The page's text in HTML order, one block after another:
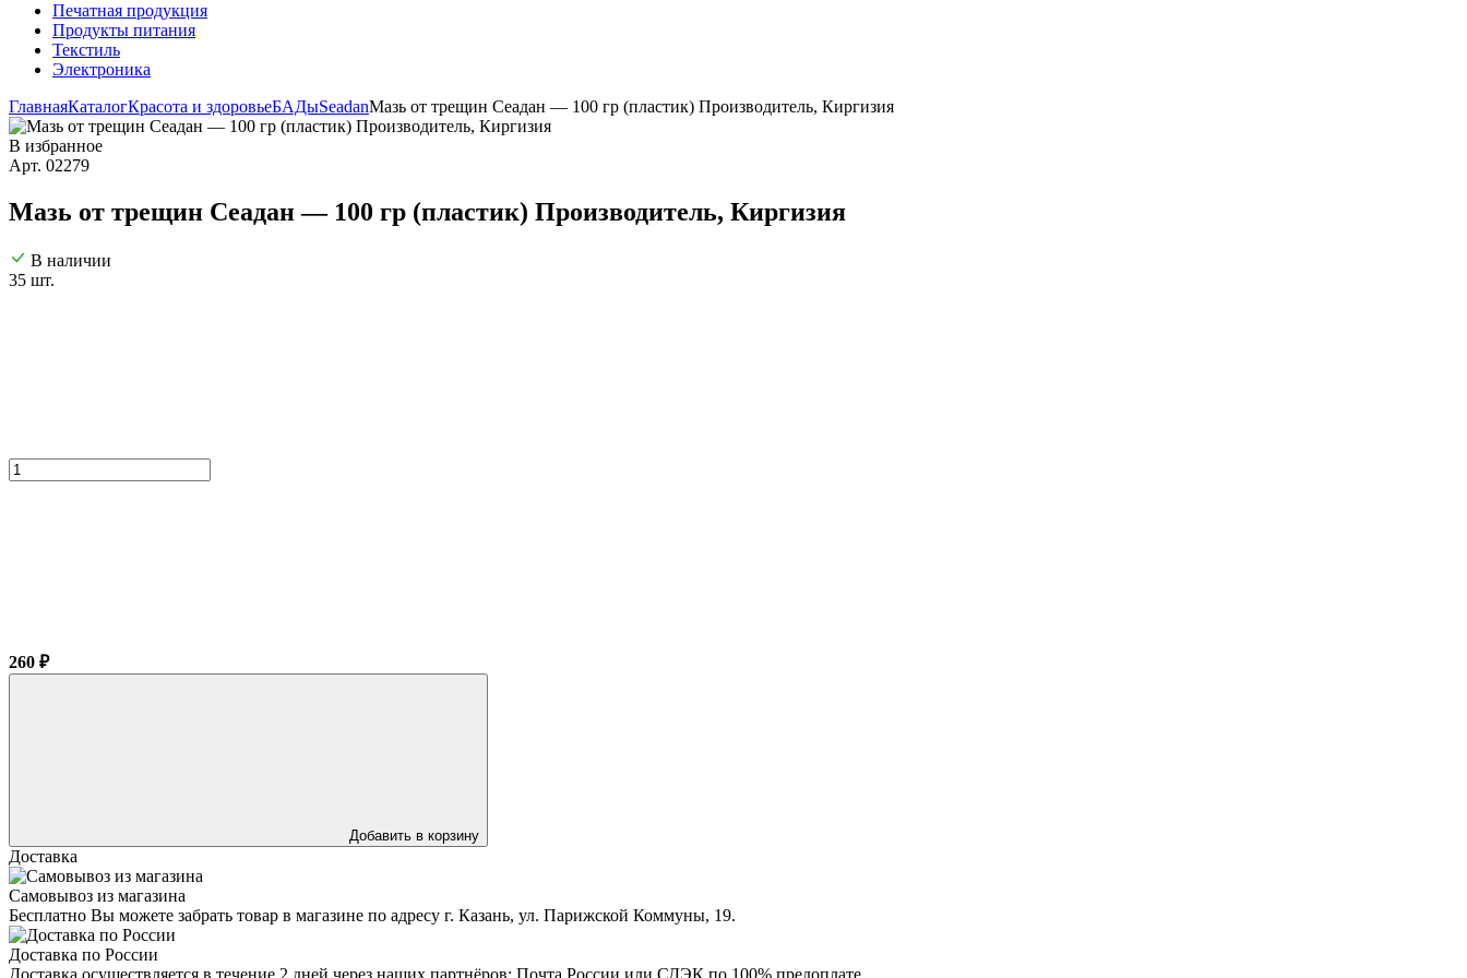
Печатная продукция
Продукты питания
Текстиль
Электроника
ГлавнаяКаталогКрасота и здоровьеБАДыSeadanМазь от трещин Сеадан — 100 гр (пластик) Производитель, Киргизия
В избранное
Арт. 02279
Мазь от трещин Сеадан — 100 гр (пластик) Производитель, Киргизия
В наличии
35 шт.
260 ₽
Добавить в корзину
Доставка
Самовывоз из магазина
Бесплатно Вы можете забрать товар в магазине по адресу г. Казань, ул. Парижской Коммуны, 19.
Доставка по России
Доставка осуществляется в течение 2 дней через наших партнёров: Почта России или СДЭК по 100% предоплате.